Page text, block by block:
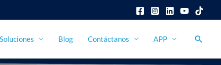
Soluciones Blog Contáctanos APP